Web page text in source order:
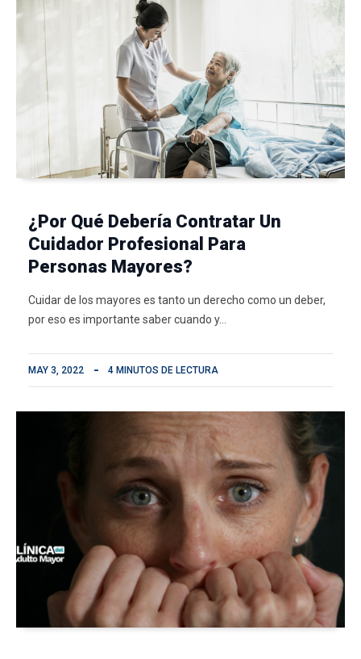
¿Por Qué Debería Contratar Un
Cuidador Profesional Para
Personas Mayores?
Cuidar de los mayores es tanto un derecho como un deber,
por eso es importante saber cuando y…
MAY 3, 2022 4 MINUTOS DE LECTURA